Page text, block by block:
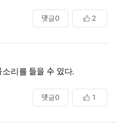
댓글0 2
리를 들을 수 있다.
댓글0 1